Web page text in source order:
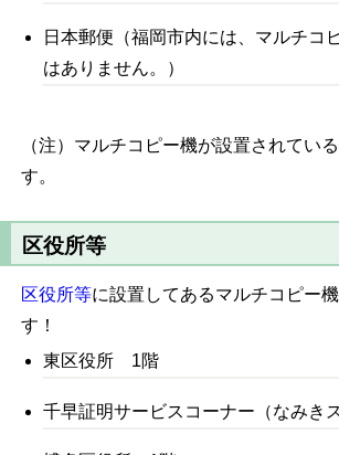
日本郵便（福岡市内には、マルチコ
はありません。）
（注）マルチコピー機が設置されてい
す。
区役所等
区役所等に設置してあるマルチコピー
す！
東区役所 1階
千早証明サービスコーナー（なみき